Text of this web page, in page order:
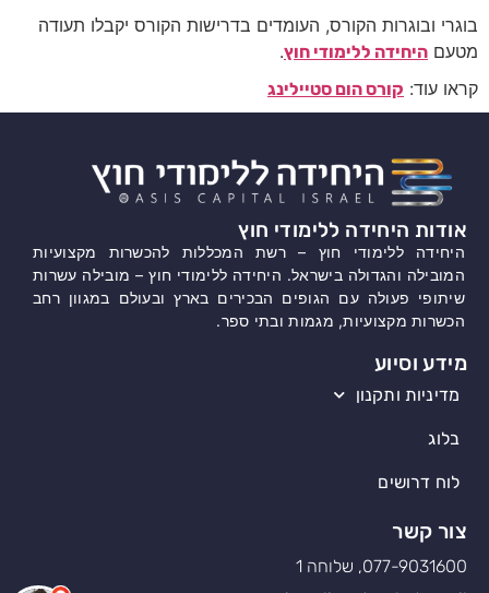
בוגרי ובוגרות הקורס, העומדים בדרישות הקורס יקבלו תעודה
מטעם היחידה ללימודי חוץ.
קראו עוד: קורס הום סטיילינג
אודות היחידה ללימודי חוץ
היחידה ללימודי חוץ – רשת המכללות להכשרות מקצועיות
המובילה והגדולה בישראל. היחידה ללימודי חוץ – מובילה עשרות
שיתופי פעולה עם הגופים הבכירים בארץ ובעולם במגוון רחב
הכשרות מקצועיות, מגמות ובתי ספר.
מידע וסיוע
מדיניות ותקנון
בלוג
לוח דרושים
צור קשר
077-9031600, שלוחה 1